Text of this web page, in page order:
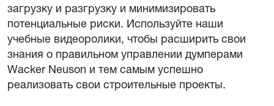
загрузку и разгрузку и минимизировать
потенциальные риски. Используйте наши
учебные видеоролики, чтобы расширить свои
знания о правильном управлении думперами
Wacker Neuson и тем самым успешно
реализовать свои строительные проекты.